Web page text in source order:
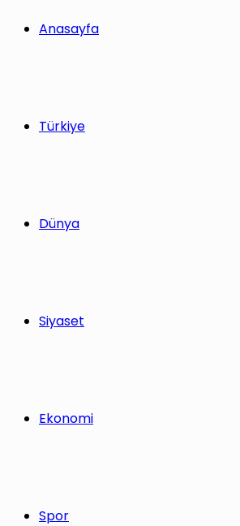
Anasayfa
Türkiye
Dünya
Siyaset
Ekonomi
Spor